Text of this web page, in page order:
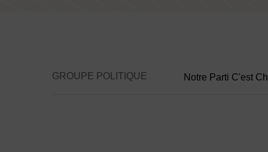
Contenu de la fiche
GROUPE POLITIQUE Notre Parti C'est